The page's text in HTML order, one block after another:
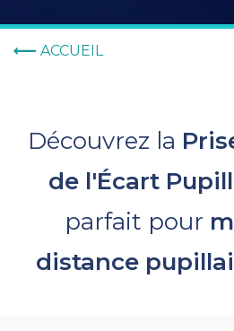
ACCUEIL
Découvrez la
de l'Écart
parfait pour
distance